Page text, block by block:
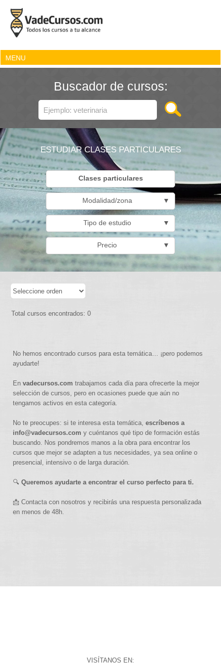
MENU
Buscador de cursos:
ESTUDIAR CLASES PARTICULARES
Clases particulares
Modalidad/zona ▼
Tipo de estudio ▼
Precio ▼
Total cursos encontrados: 0
No hemos encontrado cursos para esta temática… ¡pero podemos
ayudarte!
Envadecursos.com trabajamos cada día para ofrecerte la mejor
selección de cursos, pero en ocasiones puede que aún no
tengamos activos en esta categoría.
No te preocupes: si te interesa esta temática,escríbenos a
info@vadecursos.com y cuéntanos qué tipo de formación estás
buscando. Nos pondremos manos a la obra para encontrar los
cursos que mejor se adapten a tus necesidades, ya sea online o
presencial, intensivo o de larga duración.
🔍Queremos ayudarte a encontrar el curso perfecto para ti.
📩 Contacta con nosotros y recibirás una respuesta personalizada
en menos de 48h.
VISÍTANOS EN: